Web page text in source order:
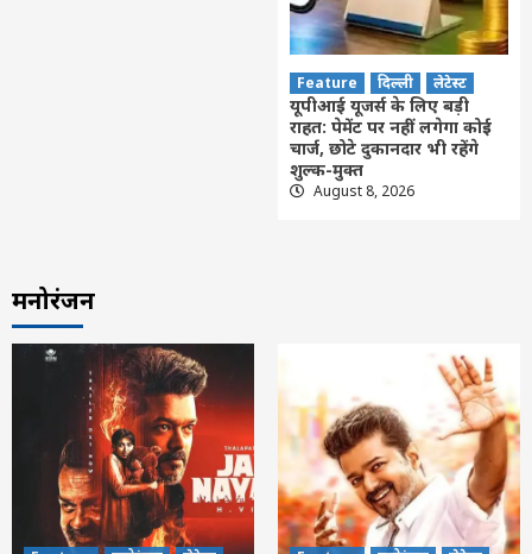
Feature दिल्ली लेटेस्ट
यूपीआई यूजर्स के लिए बड़ी
राहत: पेमेंट पर नहीं लगेगा कोई
चार्ज, छोटे दुकानदार भी रहेंगे
शुल्क-मुक्त
August 8, 2026
मनोरंजन